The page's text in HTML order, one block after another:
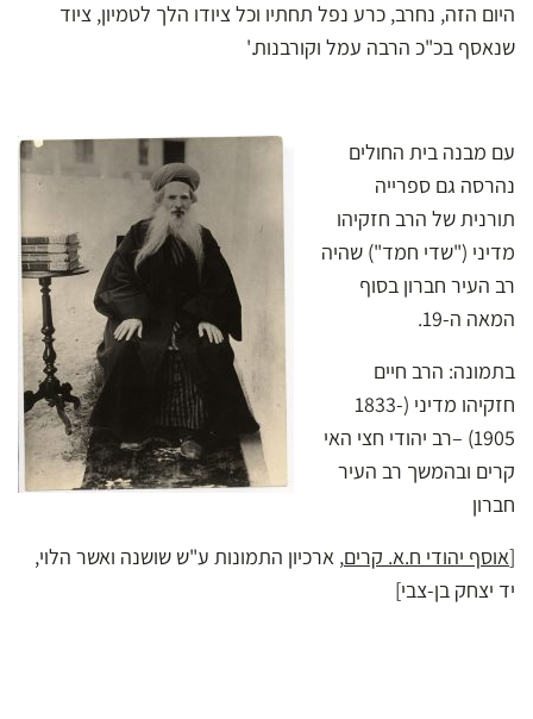
היום הזה, נחרב, כרע נפל תחתיו וכל ציודו הלך לטמיון, ציוד
שנאסף בכ"כ הרבה עמל וקורבנות.'
עם מבנה בית החולים
נהרסה גם ספרייה
תורנית של הרב חזקיהו
מדיני ("שדי חמד") שהיה
רב העיר חברון בסוף
המאה ה-19.
בתמונה: הרב חיים
חזקיהו מדיני (1833-
1905) –רב יהודי חצי האי
קרים ובהמשך רב העיר
חברון
[אוסף יהודי ח.א. קרים, ארכיון התמונות ע"ש שושנה ואשר הלוי,
יד יצחק בן-צבי]